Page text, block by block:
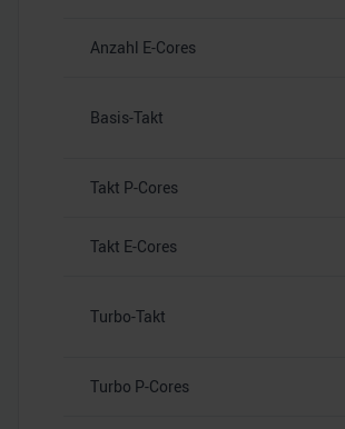
Anzahl E-Cores
Basis-Takt
Takt P-Cores
Takt E-Cores
Turbo-Takt
Turbo P-Cores